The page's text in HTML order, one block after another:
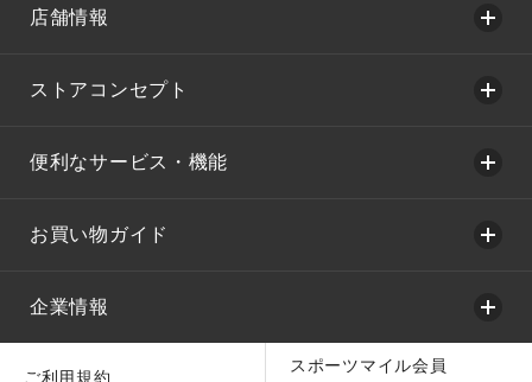
店舗情報
ストアコンセプト
便利なサービス・機能
お買い物ガイド
企業情報
ご利用規約
スポーツマイル会員